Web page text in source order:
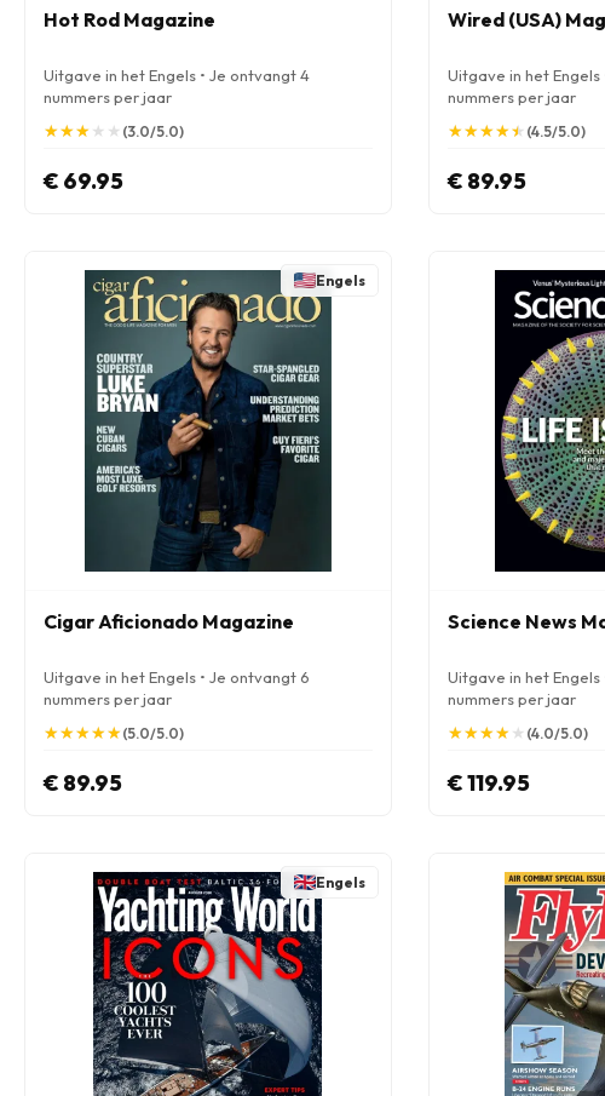
Hot Rod Magazine
Uitgave in het Engels • Je ontvangt 4
nummers per jaar
★
★★
★★
★★
★ ★
★ (3.0/5.0)
€ 69.95
Wired (USA)
Uitgave in het Engels
nummers per jaar
★
★★
★★
★★
★★
★ (4.5/5.0)
€ 89.95
Engels
Cigar Aficionado Magazine
Uitgave in het Engels • Je ontvangt 6
nummers per jaar
★
★★
★★
★★
★★
★(5.0/5.0)
€ 89.95
Science News
Uitgave in het Engels
nummers per jaar
★
★★
★★
★★
★★
★ (4.0/5.0)
€ 119.95
Engels